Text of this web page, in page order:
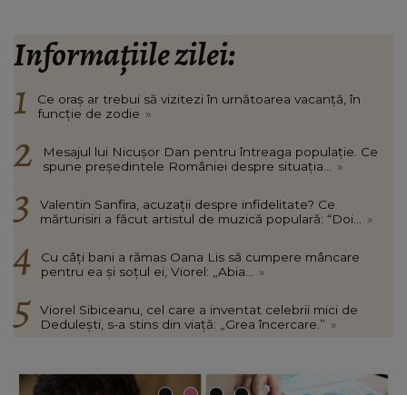
Informațiile zilei:
Ce oraș ar trebui să vizitezi în urnătoarea vacanță, în
funcție de zodie »
Mesajul lui Nicușor Dan pentru întreaga populație. Ce
spune președintele României despre situația...
»
Valentin Sanfira, acuzații despre infidelitate? Ce
mărturisiri a făcut artistul de muzică populară: “Doi...
»
Cu câți bani a rămas Oana Lis să cumpere mâncare
pentru ea și soțul ei, Viorel: „Abia...
»
Viorel Sibiceanu, cel care a inventat celebrii mici de
Dedulești, s-a stins din viață: „Grea încercare.” »